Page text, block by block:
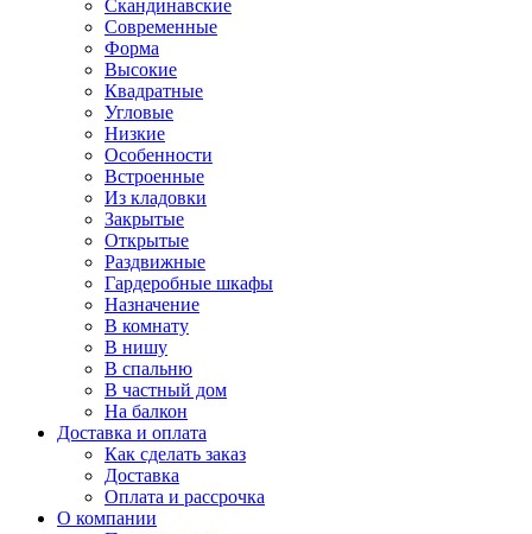
Скандинавские
Современные
Форма
Высокие
Квадратные
Угловые
Низкие
Особенности
Встроенные
Из кладовки
Закрытые
Открытые
Раздвижные
Гардеробные шкафы
Назначение
В комнату
В нишу
В спальню
В частный дом
На балкон
Доставка и оплата
Как сделать заказ
Доставка
Оплата и рассрочка
О компании